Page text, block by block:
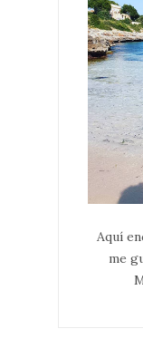
Aquí
me